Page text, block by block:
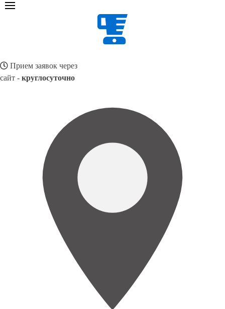
Прием заявок через
сайт - круглосуточно